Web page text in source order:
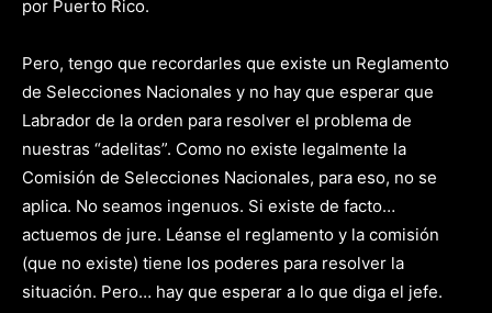
por Puerto Rico.
Pero, tengo que recordarles que existe un Reglamento
de Selecciones Nacionales y no hay que esperar que
Labrador de la orden para resolver el problema de
nuestras “adelitas”. Como no existe legalmente la
Comisión de Selecciones Nacionales, para eso, no se
aplica. No seamos ingenuos. Si existe de facto…
actuemos de jure. Léanse el reglamento y la comisión
(que no existe) tiene los poderes para resolver la
situación. Pero… hay que esperar a lo que diga el jefe.